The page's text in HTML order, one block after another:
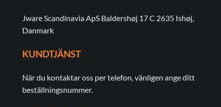
Jware Scandinavia ApS Baldershøj 17 C 2635 Ishøj,
Danmark
KUNDTJÄNST
När du kontaktar oss per telefon, vänligen ange ditt
beställningsnummer.